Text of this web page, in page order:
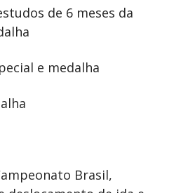
de 6 meses da
e medalha
Brasil,